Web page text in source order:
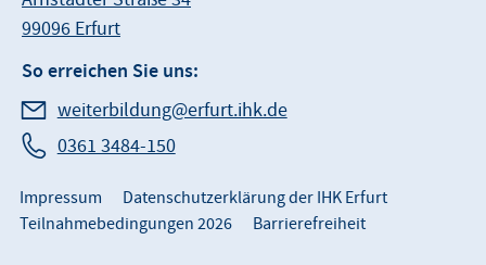
99096 Erfurt
So erreichen Sie uns:
weiterbildung@erfurt.ihk.de
0361 3484-150
Impressum
Datenschutzerklärung der IHK Erfurt
Teilnahmebedingungen 2026
Barrierefreiheit